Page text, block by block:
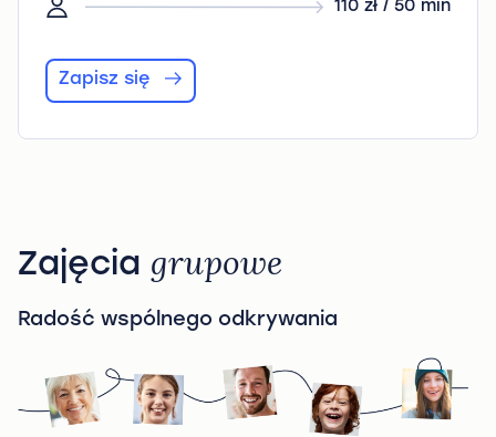
110 zł / 50 min
Zapisz się
Zajęcia grupowe
Radość wspólnego odkrywania